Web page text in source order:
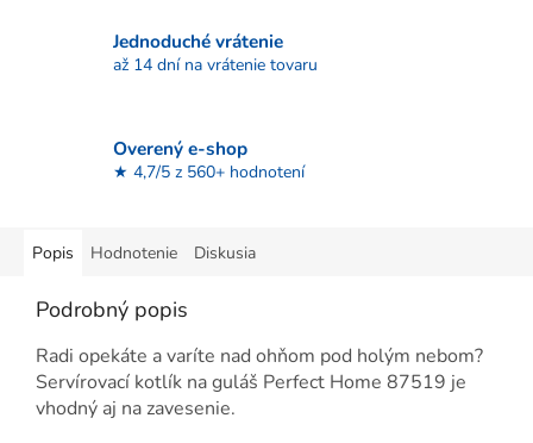
Jednoduché vrátenie
až 14 dní na vrátenie tovaru
Overený e-shop
★ 4,7/5 z 560+ hodnotení
Popis Hodnotenie Diskusia
Podrobný popis
Radi opekáte a varíte nad ohňom pod holým nebom?
Servírovací kotlík na guláš Perfect Home 87519 je
vhodný aj na zavesenie.